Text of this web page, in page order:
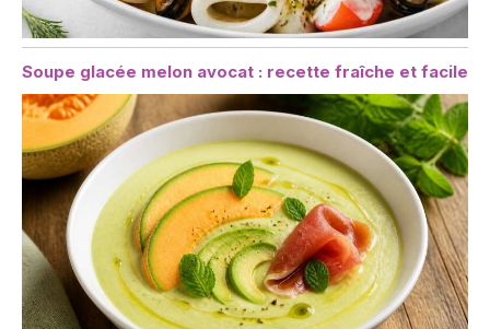
Soupe glacée melon avocat : recette fraîche et facile